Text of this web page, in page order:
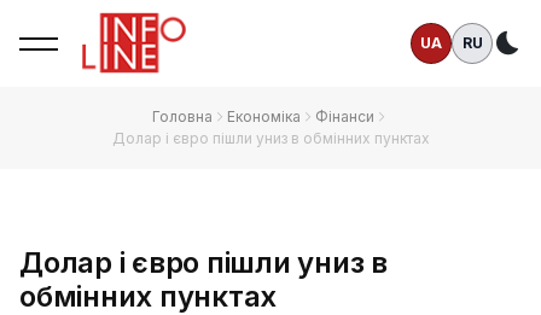
UA RU
Головна Економіка
Фінанси
Долар і євро пішли униз в обмінних пунктах
Долар і євро пішли униз в
обмінних пунктах